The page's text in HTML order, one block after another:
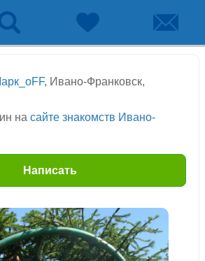
, Ивано-Франковск,
на сайте знакомств Ивано-
Написать